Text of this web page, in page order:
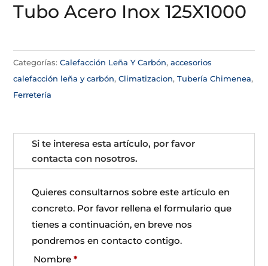
Tubo Acero Inox 125X1000
Categorías:Calefacción Leña Y Carbón,accesorios
calefacción leña y carbón,Climatizacion,Tubería Chimenea,
Ferretería
Si te interesa esta artículo, por favor
contacta con nosotros.
Quieres consultarnos sobre este artículo en
concreto. Por favor rellena el formulario que
tienes a continuación, en breve nos
pondremos en contacto contigo.
Nombre*